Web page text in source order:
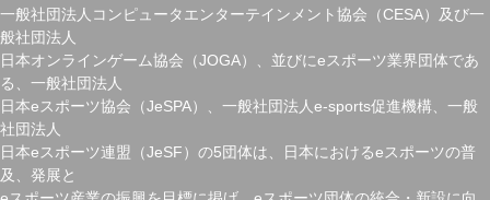
に
い
ラ
ン
口
年
月〜
一般社団法人コンピュータエンターテインメント協会（CESA）及び一
般社団法人
日本オンラインゲーム協会（JOGA）、並びにeスポーツ業界団体であ
る、一般社団法人
日本eスポーツ協会（JeSPA）、一般社団法人e‐sports促進機構、一般
社団法人
日本eスポーツ連盟（JeSF）の5団体は、日本におけるeスポーツの普
及、発展と